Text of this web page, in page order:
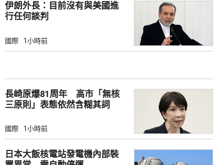
伊朗外長：目前沒有與美國進
行任何談判
國際 1小時前
長崎原爆81周年 高市「無核
三原則」表態依然含糊其詞
國際 1小時前
日本大飯核電站發電機內部裝